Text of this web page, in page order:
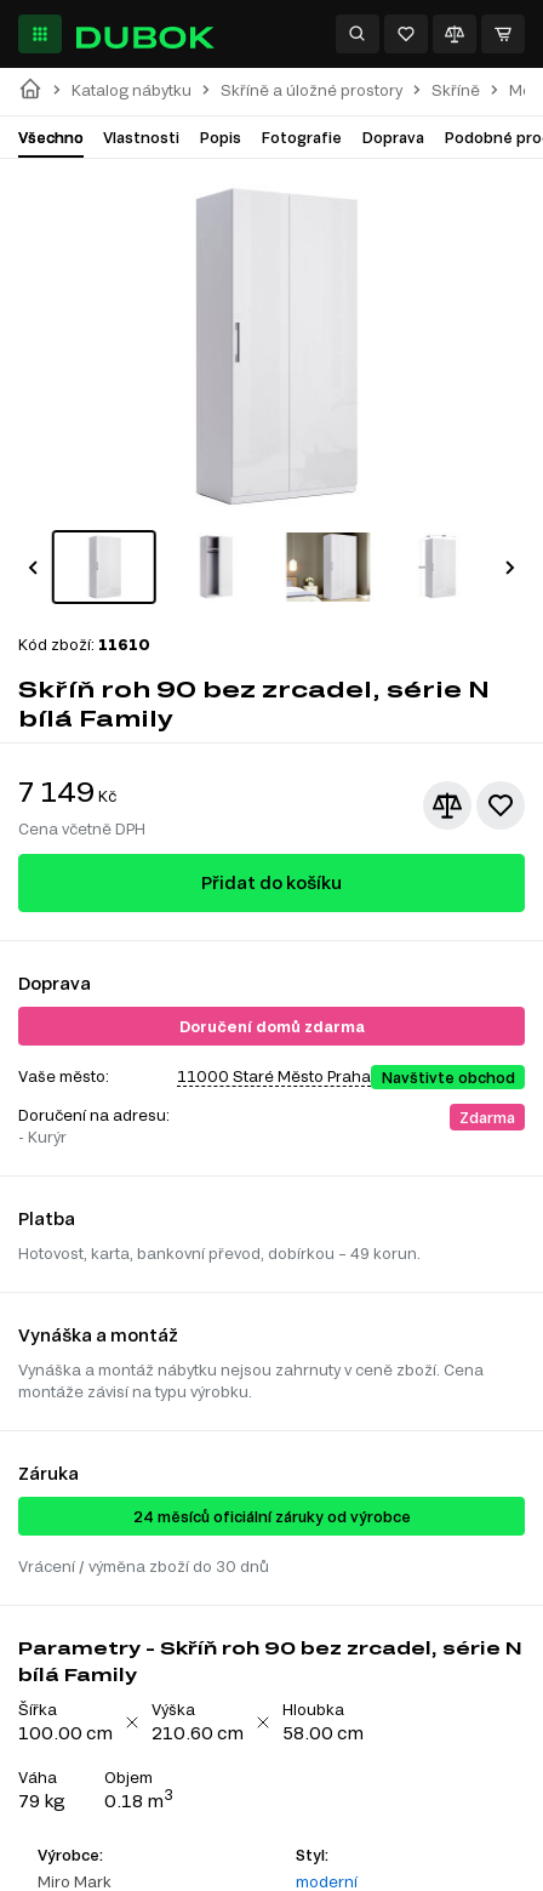
Katalog nábytku Skříně a úložné prostory Skříně
Všechno Vlastnosti Popis Fotografie Doprava Podobné
Kód zboží: 11610
Skříň roh 90 bez zrcadel, série N
bílá Family
7 149 Kč
Cena včetně DPH
Přidat do košíku
Doprava
Doručení domů zdarma
Vaše město: 11000 Staré Město Praha Navštivte obchod
Doručení na adresu:
- Kurýr
Zdarma
Platba
Hotovost, karta, bankovní převod, dobírkou – 49 korun.
Vynáška a montáž
Vynáška a montáž nábytku nejsou zahrnuty v ceně zboží. Cena
montáže závisí na typu výrobku.
Záruka
24 ​​​​měsíců oficiální záruky od výrobce
Vrácení / výměna zboží do 30 dnů
Parametry - Skříň roh 90 bez zrcadel, série N
bílá Family
Šířka
100.00 cm
Výška
210.60 cm
Hloubka
58.00 cm
Váha
79 kg
Objem
0.18 m3
Výrobce:
Miro Mark
Styl:
moderní